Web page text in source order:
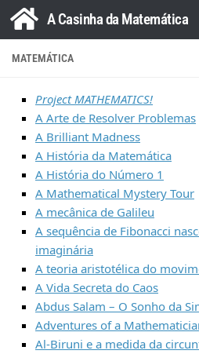
Skip to content
A Casinha da Matemática
MATEMÁTICA
Project MATHEMATICS!
A Arte de Resolver Problemas
A Brilliant Madness
A História da Matemática
A História do Número 1
A Mathematical Mystery Tour
A mecânica de Galileu
A sequência de Fibonacci
imaginária
A teoria aristotélica do
A Vida Secreta do Caos
Abdus Salam – O Sonho da
Adventures of a
Al-Biruni e a medida da